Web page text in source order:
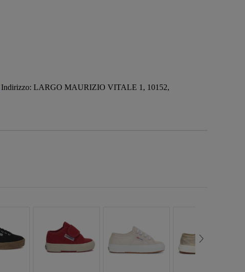
Indirizzo: LARGO MAURIZIO VITALE 1, 10152,